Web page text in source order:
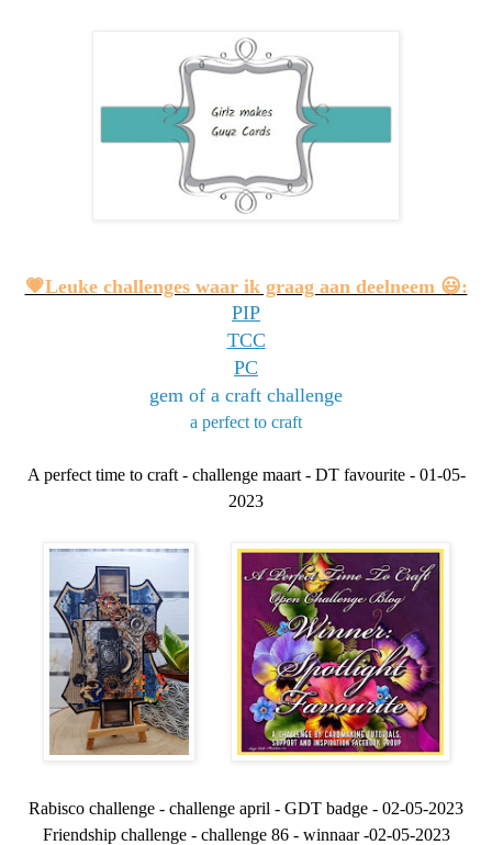
💗Leuke challenges waar ik graag aan deelneem 😃:
PIP
TCC
PC
gem of a craft challenge
a perfect to craft
A perfect time to craft - challenge maart - DT favourite - 01-05-
2023
Rabisco challenge - challenge april - GDT badge - 02-05-2023
Friendship challenge - challenge 86 - winnaar -02-05-2023